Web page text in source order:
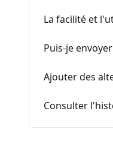
La facilité et
Puis-je
Ajouter des
Consulter